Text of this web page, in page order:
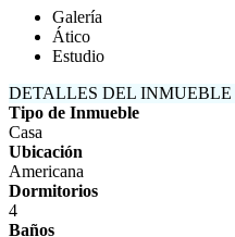
Galería
Ático
Estudio
DETALLES DEL INMUEBLE
Tipo de Inmueble
Casa
Ubicación
Americana
Dormitorios
4
Baños